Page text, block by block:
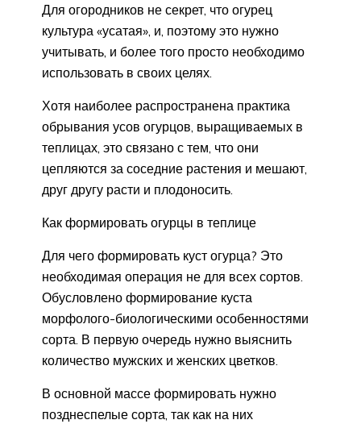
Для огородников не секрет, что огурец
культура «усатая», и, поэтому это нужно
учитывать, и более того просто необходимо
использовать в своих целях.
Хотя наиболее распространена практика
обрывания усов огурцов, выращиваемых в
теплицах, это связано с тем, что они
цепляются за соседние растения и мешают,
друг другу расти и плодоносить.
Как формировать огурцы в теплице
Для чего формировать куст огурца? Это
необходимая операция не для всех сортов.
Обусловлено формирование куста
морфолого-биологическими особенностями
сорта. В первую очередь нужно выяснить
количество мужских и женских цветков.
В основной массе формировать нужно
позднеспелые сорта, так как на них